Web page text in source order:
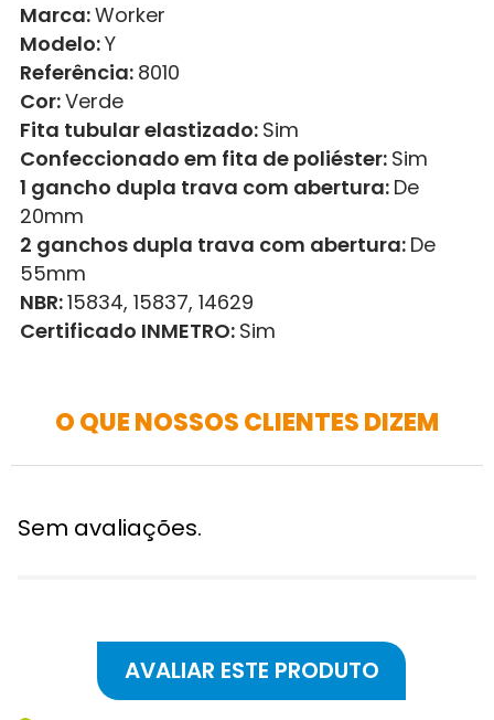
Marca:Worker
Modelo:Y
Referência: 8010
Cor:Verde
Fita tubular elastizado: Sim
Confeccionado em fita de poliéster: Sim
1 gancho dupla trava com abertura: De
20mm
2 ganchos dupla trava com abertura: De
55mm
NBR:15834, 15837, 14629
Certificado INMETRO: Sim
O QUE NOSSOS CLIENTES DIZEM
Sem avaliações.